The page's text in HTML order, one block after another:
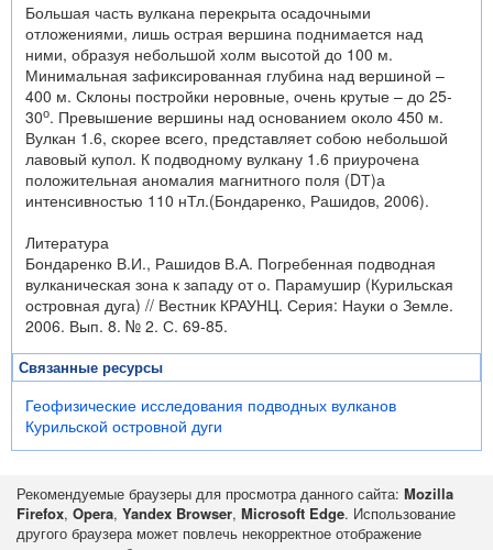
Большая часть вулкана перекрыта осадочными
отложениями, лишь острая вершина поднимается над
ними, образуя небольшой холм высотой до 100 м.
Минимальная зафиксированная глубина над вершиной –
400 м. Склоны постройки неровные, очень крутые – до 25-
30о. Превышение вершины над основанием около 450 м.
Вулкан 1.6, скорее всего, представляет собою небольшой
лавовый купол. К подводному вулкану 1.6 приурочена
положительная аномалия магнитного поля (DТ)а
интенсивностью 110 нТл.(Бондаренко, Рашидов, 2006).
Литература
Бондаренко В.И., Рашидов В.А. Погребенная подводная
вулканическая зона к западу от о. Парамушир (Курильская
островная дуга) // Вестник КРАУНЦ. Серия: Науки о Земле.
2006. Вып. 8. № 2. С. 69-85.
Связанные ресурсы
Геофизические исследования подводных вулканов
Курильской островной дуги
Рекомендуемые браузеры для просмотра данного сайта: Mozilla
Firefox, Opera, Yandex Browser, Microsoft Edge. Использование
другого браузера может повлечь некорректное отображение